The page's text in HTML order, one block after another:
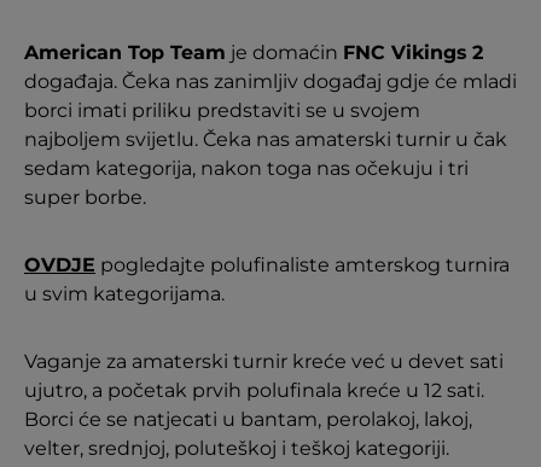
American Top Team je domaćin FNC Vikings 2
događaja. Čeka nas zanimljiv događaj gdje će mladi
borci imati priliku predstaviti se u svojem
najboljem svijetlu. Čeka nas amaterski turnir u čak
sedam kategorija, nakon toga nas očekuju i tri
super borbe.
OVDJE pogledajte polufinaliste amterskog turnira
u svim kategorijama.
Vaganje za amaterski turnir kreće već u devet sati
ujutro, a početak prvih polufinala kreće u 12 sati.
Borci će se natjecati u bantam, perolakoj, lakoj,
velter, srednjoj, poluteškoj i teškoj kategoriji.